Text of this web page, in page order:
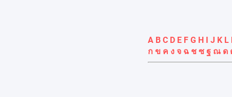
A B C D E F G H I J K L
ก ข ค ง จ ฉ ช ซ ฐ ณ ด